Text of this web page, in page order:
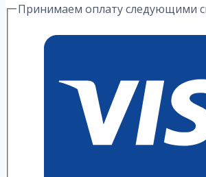
Часть
Принимаем оплату следующими